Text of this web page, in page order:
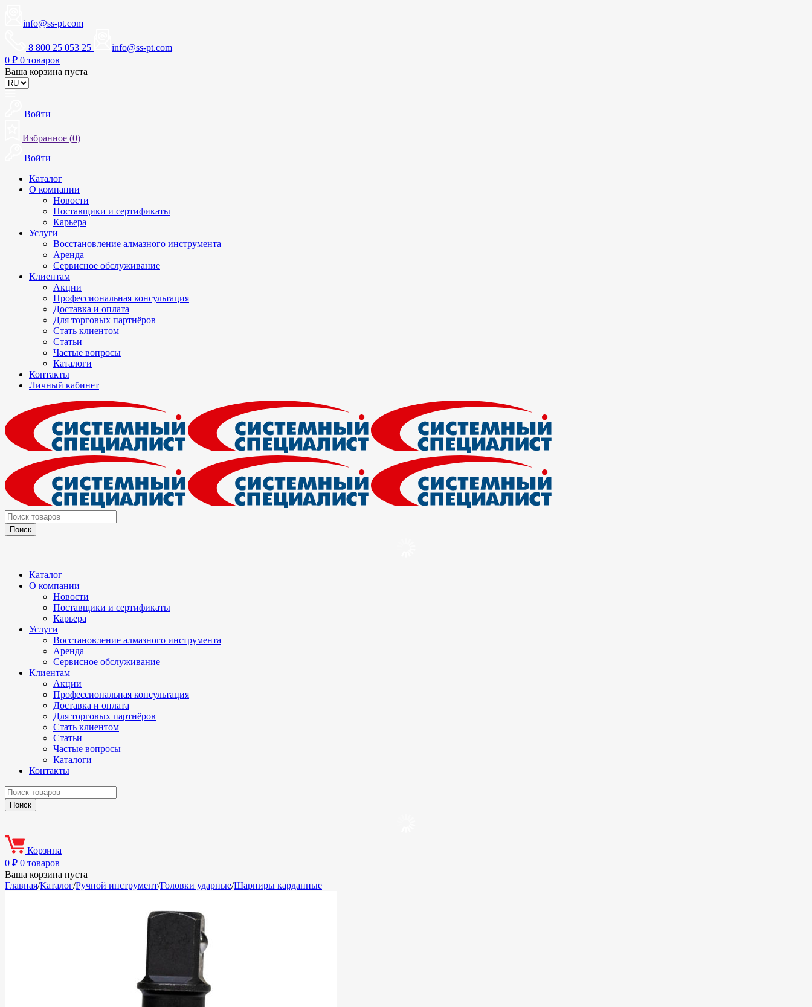
info@ss-pt.com
8 800 25 053 25
info@ss-pt.com
0 ₽ 0 товаров
Ваша корзина пуста
Войти
Избранное (0)
Войти
Каталог
О компании
Новости
Поставщики и сертификаты
Карьера
Услуги
Восстановление алмазного инструмента
Аренда
Сервисное обслуживание
Клиентам
Акции
Профессиональная консультация
Доставка и оплата
Для торговых партнёров
Стать клиентом
Статьи
Частые вопросы
Каталоги
Контакты
Личный кабинет
Каталог
О компании
Новости
Поставщики и сертификаты
Карьера
Услуги
Восстановление алмазного инструмента
Аренда
Сервисное обслуживание
Клиентам
Акции
Профессиональная консультация
Доставка и оплата
Для торговых партнёров
Стать клиентом
Статьи
Частые вопросы
Каталоги
Контакты
Корзина
0 ₽ 0 товаров
Ваша корзина пуста
Главная/Каталог/Ручной инструмент/Головки ударные/Шарниры карданные